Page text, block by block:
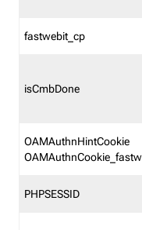
fastwebit_cp
isCmbDone
OAMAuthnHintCookie
PHPSESSID